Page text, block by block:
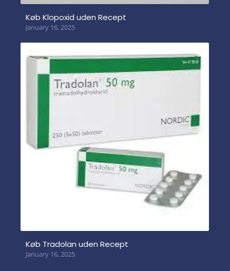
Køb Klopoxid uden Recept
January 16, 2025
Køb Tradolan uden Recept
January 16, 2025